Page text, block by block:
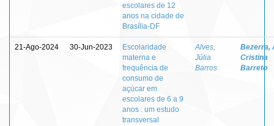
escolares de 12
anos na cidade de
Brasília-DF
21-Ago-2024 30-Jun-2023
Escolaridade
materna e
frequência de
consumo de
açúcar em
escolares de 6 a 9
anos : um estudo
transversal
Alves,
Júlia
Barros
Bezerra,
Cristina
Barreto